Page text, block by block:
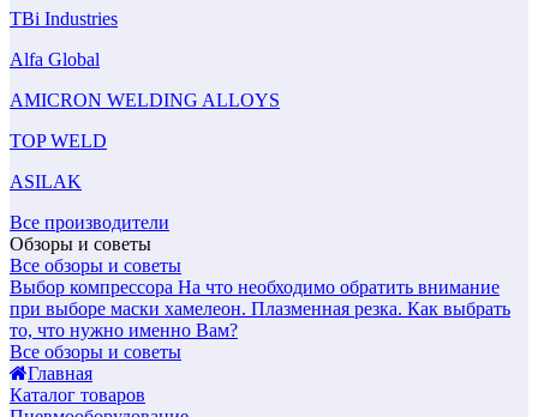
TBi Industries
Alfa Global
AMICRON WELDING ALLOYS
TOP WELD
ASILAK
Все производители
Обзоры и советы
Все обзоры и советы
Выбор компрессора На что необходимо обратить внимание
при выборе маски хамелеон. Плазменная резка. Как выбрать
то, что нужно именно Вам?
Все обзоры и советы
Главная
Каталог товаров